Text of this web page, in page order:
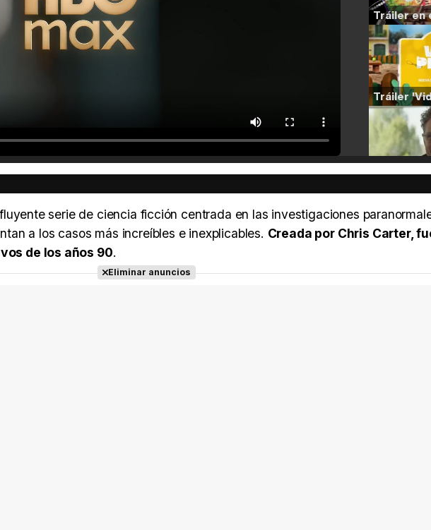
serie de ciencia ficción centrada en las investigaciones
a los casos más increíbles e inexplicables. Creada por Chris Carter,
de los años 90.
Eliminar anuncios